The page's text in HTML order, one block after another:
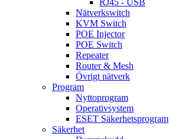
RJ45 - USB
Nätverkswitch
KVM Switch
POE Injector
POE Switch
Repeater
Router & Mesh
Övrigt nätverk
Program
Nyttoprogram
Operativsystem
ESET Säkerhetsprogram
Säkerhet